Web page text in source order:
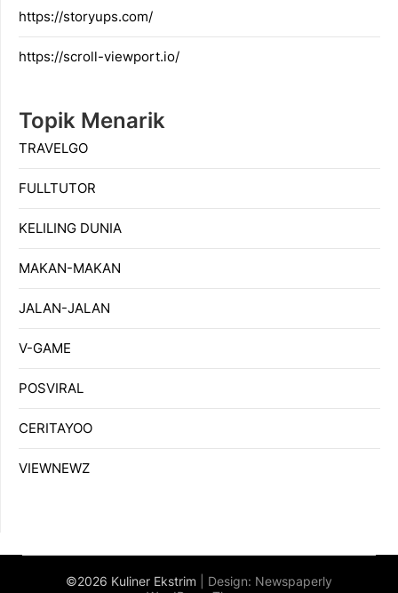
https://storyups.com/
https://scroll-viewport.io/
Topik Menarik
TRAVELGO
FULLTUTOR
KELILING DUNIA
MAKAN-MAKAN
JALAN-JALAN
V-GAME
POSVIRAL
CERITAYOO
VIEWNEWZ
©2026 Kuliner Ekstrim | Design: Newspaperly